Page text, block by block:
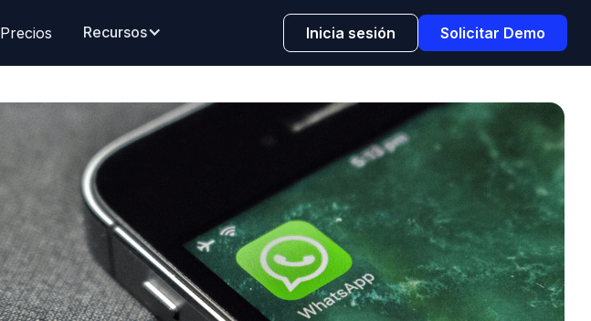
Precios Recursos Inicia sesión Solicitar Demo